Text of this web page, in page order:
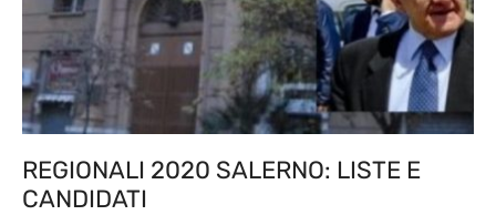
REGIONALI 2020 SALERNO: LISTE E
CANDIDATI